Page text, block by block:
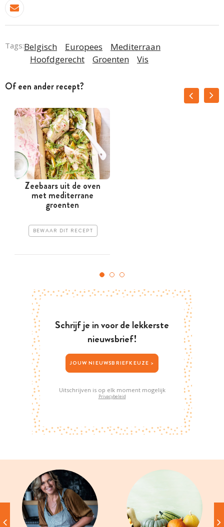
Tags:Belgisch Europees
Mediterraan
Hoofdgerecht
Groenten Vis
Of een ander recept?
Zeebaars uit de oven
met mediterrane
groenten
BEWAAR DIT RECEPT
Schrijf je in voor de lekkerste
nieuwsbrief!
JOUW NIEUWSBRIEFKEUZE >
Uitschrijven is op elk moment mogelijk
Privacybeleid